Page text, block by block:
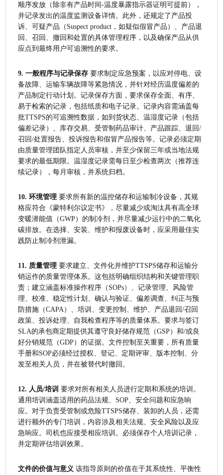
顺序发放（除非有产品时间-温度暴露指示器证明可提前），
并记录发出的温度监测设备详情。此外，还规定了产品投
诉、可疑产品（Suspect product，如疑似假冒产品）、产品退
回、召回、撤回和处置的具体管理程序，以及确保产品从供
应点到最终用户可追溯性的要求。
9. 一般程序与记录保存 要求制定应急预案，以应对停电、设
备故障、运输车辆故障等紧急情况，并针对经历温度偏差的
产品制定行动计划。记录保存方面，要求保存全面、有序、
易于检索的记录，包括纸质和电子记录。记录内容需涵盖每
批TTSPS的可追溯性数据，如到货状态、温湿度记录（包括
偏差记录）、库存交易、受管制药品审计、产品跟踪、退回/
召回/处置报告、投诉报告和假冒产品报告等。记录必须定期
由质量管理团队指定人员审核，并至少保留三年或当地法规
要求的最低期限。温湿度记录需每日至少检查两次（推荐连
续记录），每月审核，并系统归档。
10. 环境管理 要求所有新的温控储存和运输制冷设备，其规
格应符合《蒙特利尔议定书》，尽量减少或淘汰具有高全球
变暖潜能值（GWP）的制冷剂，并尽量减少运行中的二氧化
碳排放。在选择、安装、维护和报废设备时，应采用最佳实
践防止制冷剂泄漏。
11. 质量管理 要求建立、文件化并维护TTSPS储存和运输分
销运作的质量管理体系。这包括明确组织结构和关键管理职
责；建立涵盖标准操作程序（SOPs）、记录管理、风险管
理、校准、稳定性计划、确认与验证、偏差调查、纠正与预
防措施（CAPA）、培训、变更控制、维护、产品退回/召回
政策、投诉处理、自我检查程序等的质量体系。要求与签订
SLA的承包商定期提供其遵守良好储存规范（GSP）和/或良
好分销规范（GDP）的证据。文件控制至关重要，所有质量
手册和SOP必须经过授权、登记、定期评审、版本控制、分
发至相关人员，并在被替代时撤回。
12. 人员/培训
要求对所有相关人员进行定期和系统的培训。
通用培训涵盖适用的药品法规、SOP、安全问题和应急响
应。对于负责受管制或危险TTSPS储存、装卸的人员，还需
进行额外的专门培训，内容涉及相关法规、安全风险以及应
急响应。司机也应接受相应培训。必须保存个人培训记录，
并定期评估培训效果。
文件的价值与意义 该指导原则的价值在于其系统性、平衡性